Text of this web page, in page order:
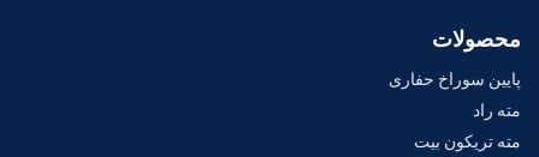
محصولات
پایین سوراخ حفاری
مته راد
مته تریکون بیت